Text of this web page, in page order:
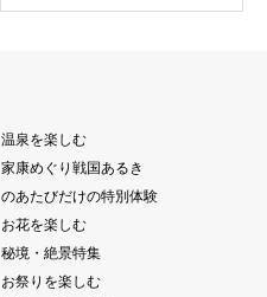
温泉を楽しむ
家康めぐり戦国あるき
のあたびだけの特別体験
お花を楽しむ
秘境・絶景特集
お祭りを楽しむ